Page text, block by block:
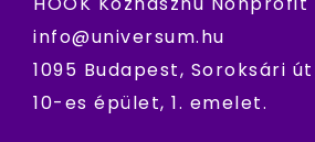
info@universum.hu
1095 Budapest, Soroksári
10-es épület, 1. emelet.